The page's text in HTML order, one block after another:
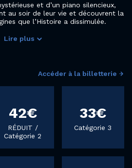
et d’un piano silencieux,
au soir de leur vie et découvrent la
que l’Histoire a dissimulée.
Lire plus
Accéder à la billetterie
42€
RÉDUIT /
Catégorie 2
33€
Catégorie 3